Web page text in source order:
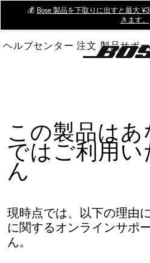
Main
💰 Bose 製品を下取りに出すと最大
きます。
ヘルプセンター 注文 製品サポ
この製品は
ではご利用
ん
現時点では、以下の理由
に関するオンラインサポ
ん。